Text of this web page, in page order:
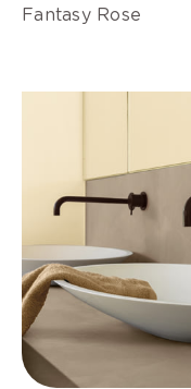
Fantasy Rose